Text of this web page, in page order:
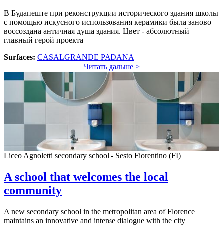
В Будапеште при реконструкции исторического здания школы
с помощью искусного использования керамики была заново
воссоздана античная душа здания. Цвет - абсолютный
главный герой проекта
Surfaces: CASALGRANDE PADANA
Читать дальше >
Liceo Agnoletti secondary school - Sesto Fiorentino (FI)
A school that welcomes the local
community
A new secondary school in the metropolitan area of Florence
maintains an innovative and intense dialogue with the city